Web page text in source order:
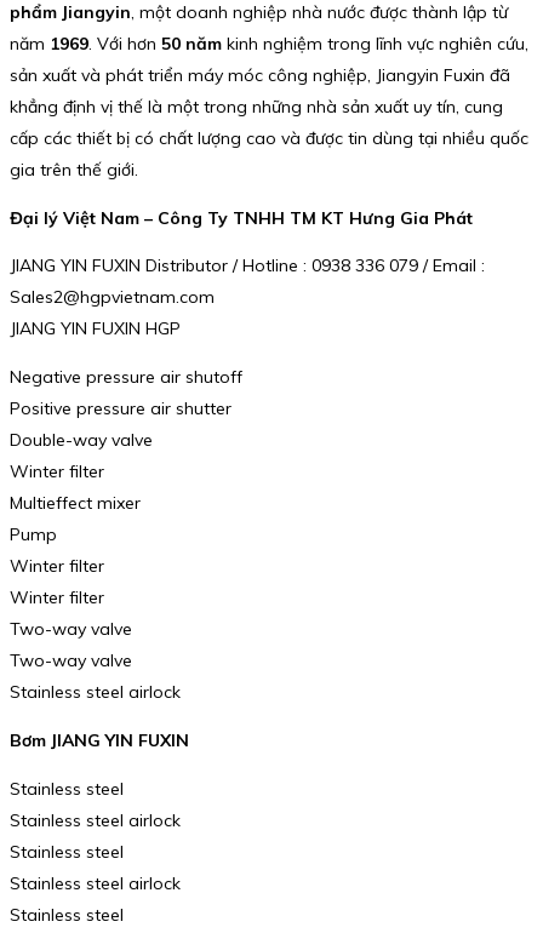
phẩm Jiangyin, một doanh nghiệp nhà nước được thành lập từ
năm 1969. Với hơn 50 năm kinh nghiệm trong lĩnh vực nghiên cứu,
sản xuất và phát triển máy móc công nghiệp, Jiangyin Fuxin đã
khẳng định vị thế là một trong những nhà sản xuất uy tín, cung
cấp các thiết bị có chất lượng cao và được tin dùng tại nhiều quốc
gia trên thế giới.
Đại lý Việt Nam – Công Ty TNHH TM KT Hưng Gia Phát
JIANG YIN FUXIN Distributor / Hotline : 0938 336 079 / Email :
Sales2@hgpvietnam.com
JIANG YIN FUXIN HGP
Negative pressure air shutoff
Positive pressure air shutter
Double-way valve
Winter filter
Multieffect mixer
Pump
Winter filter
Winter filter
Two-way valve
Two-way valve
Stainless steel airlock
Bơm JIANG YIN FUXIN
Stainless steel
Stainless steel airlock
Stainless steel
Stainless steel airlock
Stainless steel